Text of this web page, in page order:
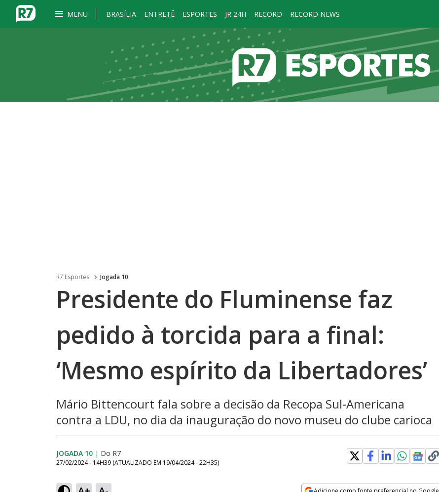
MENU BRASÍLIA ENTRETÊ ESPORTES JR 24H RECORD RECORD NEWS
R7 Esportes Jogada 10
Presidente do Fluminense faz
pedido à torcida para a final:
‘Mesmo espírito da Libertadores’
Mário Bittencourt fala sobre a decisão da Recopa Sul-Americana
contra a LDU, no dia da inauguração do novo museu do clube carioca
JOGADA 10 | Do R7
27/02/2024 - 14H39 (ATUALIZADO EM 19/04/2024 - 22H35)